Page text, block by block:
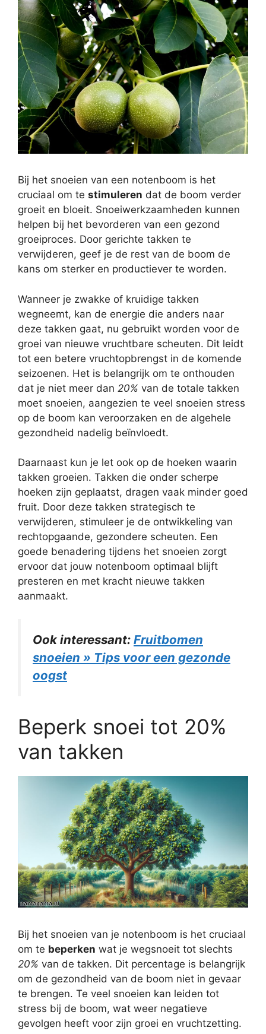
Bij het snoeien van een notenboom is het
cruciaal om te stimuleren dat de boom verder
groeit en bloeit. Snoeiwerkzaamheden kunnen
helpen bij het bevorderen van een gezond
groeiproces. Door gerichte takken te
verwijderen, geef je de rest van de boom de
kans om sterker en productiever te worden.
Wanneer je zwakke of kruidige takken
wegneemt, kan de energie die anders naar
deze takken gaat, nu gebruikt worden voor de
groei van nieuwe vruchtbare scheuten. Dit leidt
tot een betere vruchtopbrengst in de komende
seizoenen. Het is belangrijk om te onthouden
dat je niet meer dan 20% van de totale takken
moet snoeien, aangezien te veel snoeien stress
op de boom kan veroorzaken en de algehele
gezondheid nadelig beïnvloedt.
Daarnaast kun je let ook op de hoeken waarin
takken groeien. Takken die onder scherpe
hoeken zijn geplaatst, dragen vaak minder goed
fruit. Door deze takken strategisch te
verwijderen, stimuleer je de ontwikkeling van
rechtopgaande, gezondere scheuten. Een
goede benadering tijdens het snoeien zorgt
ervoor dat jouw notenboom optimaal blijft
presteren en met kracht nieuwe takken
aanmaakt.
Ook interessant: Fruitbomen
snoeien » Tips voor een gezonde
oogst
Beperk snoei tot 20%
van takken
Bij het snoeien van je notenboom is het cruciaal
om te beperken wat je wegsnoeit tot slechts
20% van de takken. Dit percentage is belangrijk
om de gezondheid van de boom niet in gevaar
te brengen. Te veel snoeien kan leiden tot
stress bij de boom, wat weer negatieve
gevolgen heeft voor zijn groei en vruchtzetting.